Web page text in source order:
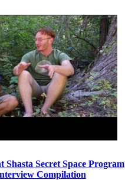
Shasta Secret Space Program
Compilation